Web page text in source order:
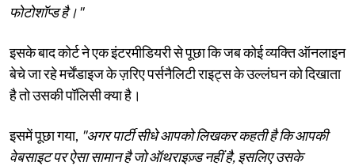
फोटोशॉप्ड है।"
इसके बाद कोर्ट ने एक इंटरमीडियरी से पूछा कि जब कोई व्यक्ति ऑनलाइन
बेचे जा रहे मर्चेंडाइज के ज़रिए पर्सनैलिटी राइट्स के उल्लंघन को दिखाता
है तो उसकी पॉलिसी क्या है।
इसमें पूछा गया, "अगर पार्टी सीधे आपको लिखकर कहती है कि आपकी
वेबसाइट पर ऐसा सामान है जो ऑथराइज़्ड नहीं है, इसलिए उसके